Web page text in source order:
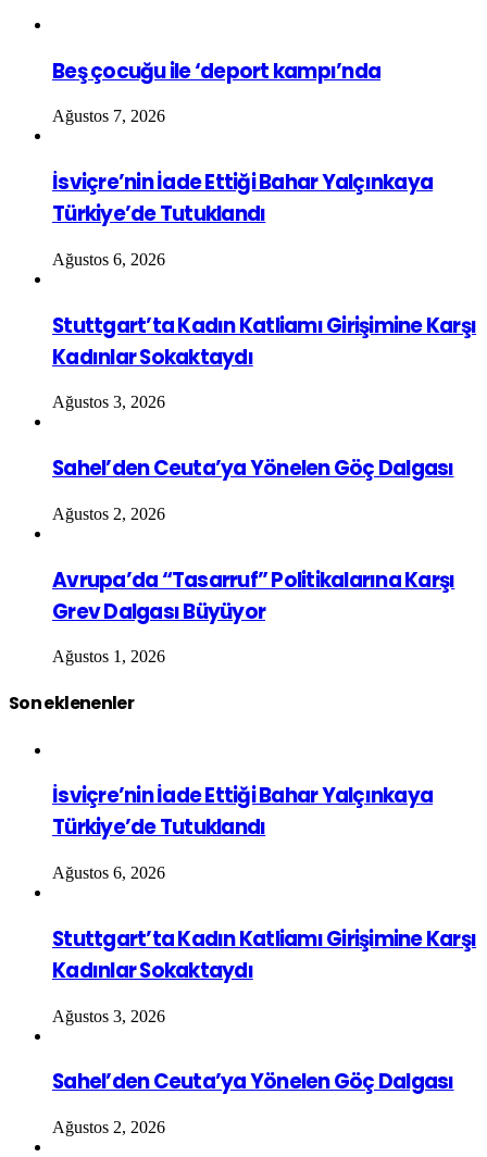
Beş çocuğu ile ‘deport kampı’nda
Ağustos 7, 2026
İsviçre’nin İade Ettiği Bahar Yalçınkaya
Türkiye’de Tutuklandı
Ağustos 6, 2026
Stuttgart’ta Kadın Katliamı Girişimine Karşı
Kadınlar Sokaktaydı
Ağustos 3, 2026
Sahel’den Ceuta’ya Yönelen Göç Dalgası
Ağustos 2, 2026
Avrupa’da “Tasarruf” Politikalarına Karşı
Grev Dalgası Büyüyor
Ağustos 1, 2026
Son eklenenler
İsviçre’nin İade Ettiği Bahar Yalçınkaya
Türkiye’de Tutuklandı
Ağustos 6, 2026
Stuttgart’ta Kadın Katliamı Girişimine Karşı
Kadınlar Sokaktaydı
Ağustos 3, 2026
Sahel’den Ceuta’ya Yönelen Göç Dalgası
Ağustos 2, 2026